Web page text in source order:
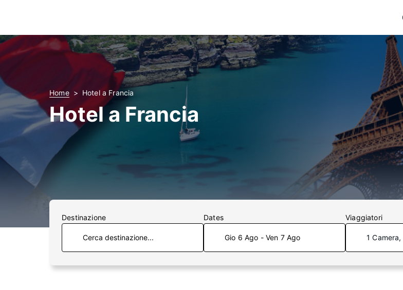
Home Hotel a Francia
Hotel a Francia
Destinazione Dates
Gio 6 Ago - Ven 7 Ago
Viaggiatori
1